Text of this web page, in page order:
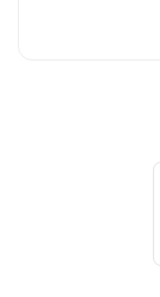
اعتماد یک
پس از فروش،
را گرد هم